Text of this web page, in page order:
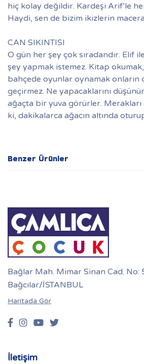
hiç kolay değildir. Kardeşi Arif’le
Haydi, sen de bizim ikizlerin
CAN SIKINTISI
O gün her şey çok sıradandır. Elif
şey yapmak istemez. Kitap
bahçede oyunlar oynamak onların
geçirmez. Ne yapacaklarını
ağaçta bir yuva görürler.
ki, dakikalarca ağacın altında
Benzer Ürünler
Bağlar Mah. Mimar Sinan Cad. No:
Bağcılar/İSTANBUL
Haritada Gör
İletişim